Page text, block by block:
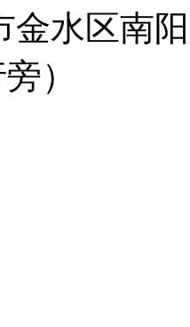
金水区南
）